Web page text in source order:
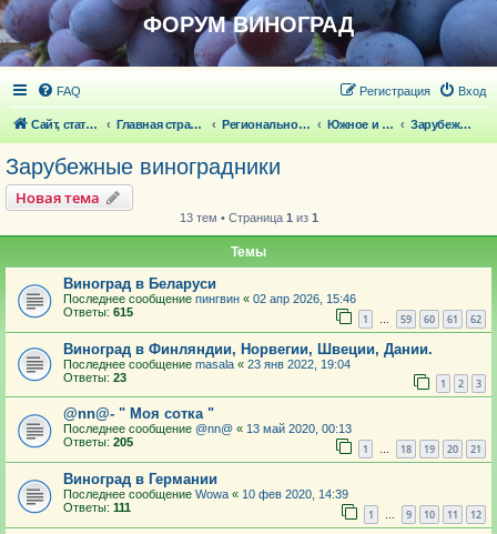
ФОРУМ ВИНОГРАД
FAQ Вход
Регистрация
Сайт, статьи Главная страница Региональное виноградарство Южное и зарубежное виноградарство Зарубежные виноградники
Зарубежные виноградники
Новая тема
13 тем • Страница 1 из 1
Темы
Виноград в Беларуси
Последнее сообщение пингвин « 02 апр 2026, 15:46
Ответы: 615 1 … 59 60 61 62
Виноград в Финляндии, Норвегии, Швеции, Дании.
Последнее сообщение masala « 23 янв 2022, 19:04
Ответы: 23 1 2 3
@nn@- " Моя сотка "
Последнее сообщение @nn@ « 13 май 2020, 00:13
Ответы: 205 1 … 18 19 20 21
Виноград в Германии
Последнее сообщение Wowa « 10 фев 2020, 14:39
Ответы: 111 1 … 9 10 11 12